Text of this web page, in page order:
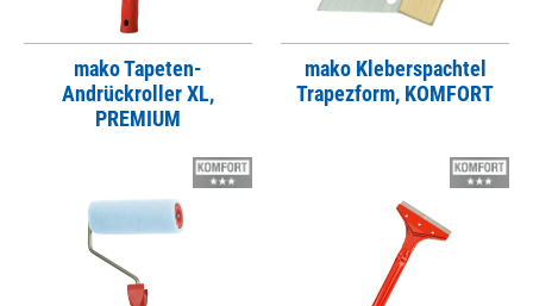
mako Tapeten-
Andrückroller XL,
PREMIUM
mako Kleberspachtel
Trapezform, KOMFORT